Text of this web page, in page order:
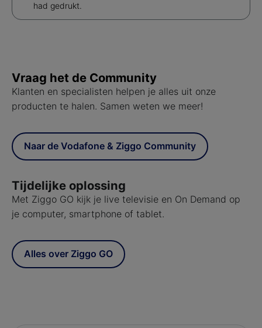
had gedrukt.
Vraag het de Community
Klanten en specialisten helpen je alles uit onze
producten te halen. Samen weten we meer!
Naar de Vodafone & Ziggo Community
Tijdelijke oplossing
Met Ziggo GO kijk je live televisie en On Demand op
je computer, smartphone of tablet.
Alles over Ziggo GO